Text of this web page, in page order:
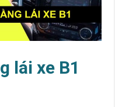
lái xe B1